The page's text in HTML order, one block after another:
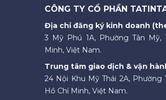
CÔNG TY CỔ PHẦN
Địa chỉ đăng ký kinh doanh
3 Mỹ Phú 1A, Phường Tân Mỹ,
Minh, Việt Nam.
Trung tâm giao dịch & vận
24 Nội Khu Mỹ Thái 2A, Phường
Hồ Chí Minh, Việt Nam.